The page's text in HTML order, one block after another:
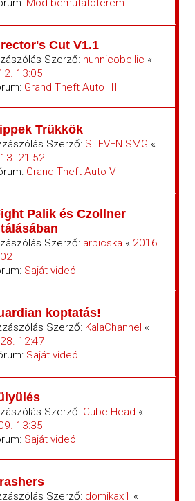
Mod bemutatóterem
Cut V1.1
Szerző: hunnicobellic «
13:05
Grand Theft Auto III
Trükkök
Szerző: STEVEN SMG «
21:52
Grand Theft Auto V
Palik és Czollner
Szerző: arpicska « 2016.
Saját videó
koptatás!
Szerző: KalaChannel «
12:47
Saját videó
Szerző: Cube Head «
13:35
Saját videó
Szerző: domikax1 «